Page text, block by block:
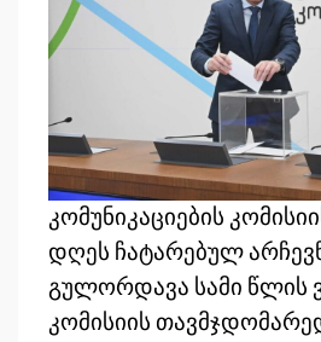
კომუნიკაციების
დღეს ჩატარებულ
გულორდავა სამი წლის
კომისიის